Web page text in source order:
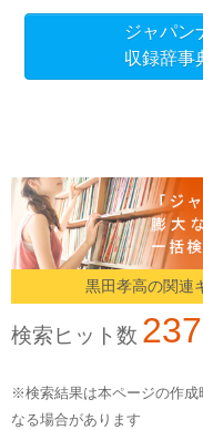
ジャパン
収録辞事
黒田孝高の関連
検索ヒット数 237
※検索結果は本ページの作成
なる場合があります